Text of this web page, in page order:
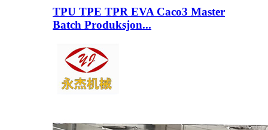
TPU TPE TPR EVA Caco3 Master
Batch Produksjon...